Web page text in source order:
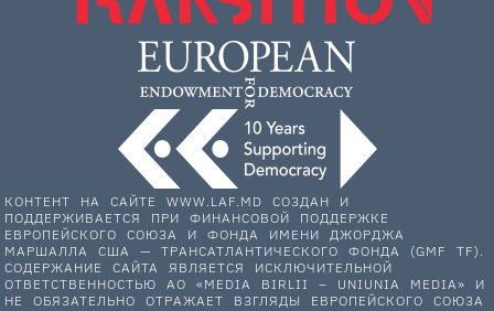
КОНТЕНТ НА САЙТЕ WWW.LAF.MD СОЗДАН И
ПОДДЕРЖИВАЕТСЯ ПРИ ФИНАНСОВОЙ ПОДДЕРЖКЕ
ЕВРОПЕЙСКОГО СОЮЗА И ФОНДА ИМЕНИ ДЖОРДЖА
МАРШАЛЛА США — ТРАНСАТЛАНТИЧЕСКОГО ФОНДА (GMF TF).
СОДЕРЖАНИЕ САЙТА ЯВЛЯЕТСЯ ИСКЛЮЧИТЕЛЬНОЙ
ОТВЕТСТВЕННОСТЬЮ АО «MEDIA BIRLII – UNIUNIA MEDIA» И
НЕ ОБЯЗАТЕЛЬНО ОТРАЖАЕТ ВЗГЛЯДЫ ЕВРОПЕЙСКОГО СОЮЗА